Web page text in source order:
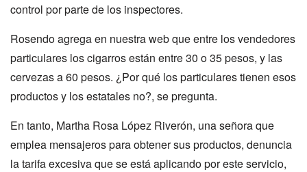
control por parte de los inspectores.
Rosendo agrega en nuestra web que entre los vendedores
particulares los cigarros están entre 30 o 35 pesos, y las
cervezas a 60 pesos. ¿Por qué los particulares tienen esos
productos y los estatales no?, se pregunta.
En tanto, Martha Rosa López Riverón, una señora que
emplea mensajeros para obtener sus productos, denuncia
la tarifa excesiva que se está aplicando por este servicio,